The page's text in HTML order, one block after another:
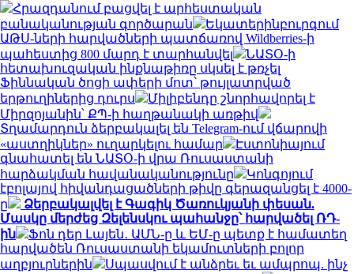
Հրազդանում բացվել է արհեստական
բանականության գործարան
Եկատերինբուրգում
ԱԹՍ-ների հարվածների պատճառով Wildberries-ի
պահեստից 800 մարդ է տարհանվել
ՆԱՏՕ-ի
հետախուզական ինքնաթիռը սկսել է թռչել
Ֆիննական ծոցի ափերի մոտ՝ թույլատրված
երթուղիներից դուրս
Միլիբենդը շնորհավորել է
Միրզոյանին՝ ՔՊ-ի հաղթանակի առթիվ
Տղամարդուն ձերբակալել են Telegram-ում վճարովի
«աստղիկներ» ուղարկելու համար
Էստոնիայում
գնահատել են ՆԱՏՕ-ի վրա Ռուսաստանի
հարձակման հավանականությունը
Կոնգոյում
էբոլայով հիվանդացածների թիվը գերազանցել է 4000-
ը
Ձերբակալվել է Գագիկ Ծառուկյանի փեսան.
Մասկը մերժեց Զելենսկու պահանջը՝ հարվածել ՌԴ-
ին
Ֆոն դեր Լայեն․ ԱՄՆ-ը և ԵՄ-ը պետք է համատեղ
հարվածեն Ռուսաստանի եկամուտների բոլոր
աղբյուրներին
Սպասվում է անձրեւ եւ ամպրոպ. ինչ